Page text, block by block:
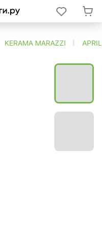
KERAMA MARAZZI